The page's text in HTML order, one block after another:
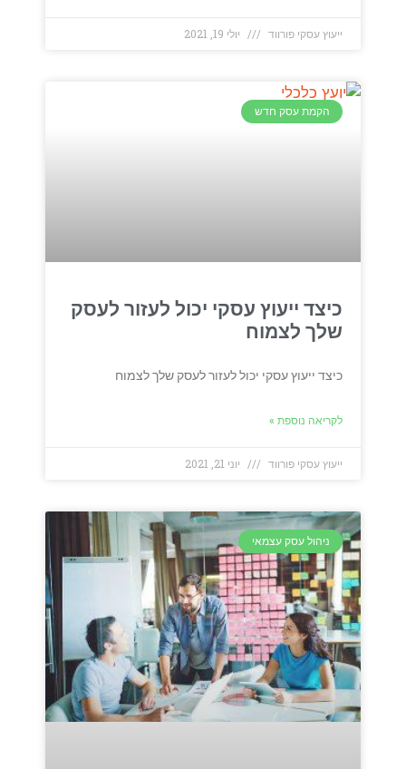
ייעוץ עסקי פורווד יולי 19, 2021
הקמת עסק חדש
כיצד ייעוץ עסקי יכול לעזור לעסק
שלך לצמוח
כיצד ייעוץ עסקי יכול לעזור לעסק שלך לצמוח
לקריאה נוספת »
ייעוץ עסקי פורווד יוני 21, 2021
ניהול עסק עצמאי